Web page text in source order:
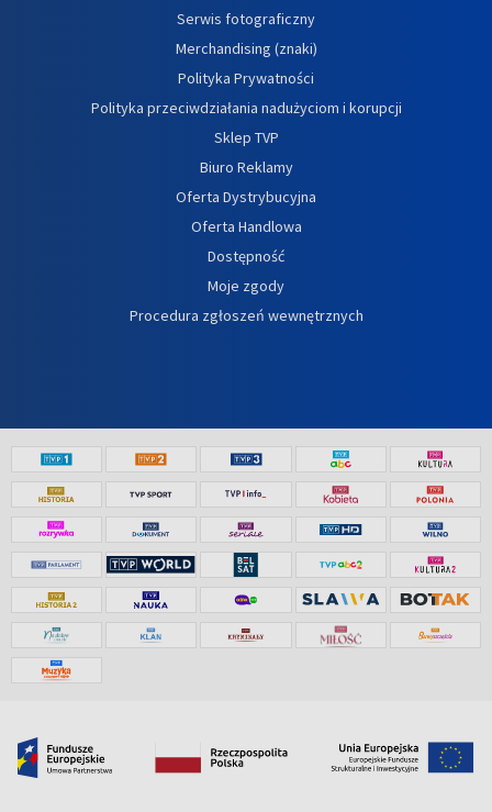
Serwis fotograficzny
Merchandising (znaki)
Polityka Prywatności
Polityka przeciwdziałania nadużyciom i korupcji
Sklep TVP
Biuro Reklamy
Oferta Dystrybucyjna
Oferta Handlowa
Dostępność
Moje zgody
Procedura zgłoszeń wewnętrznych